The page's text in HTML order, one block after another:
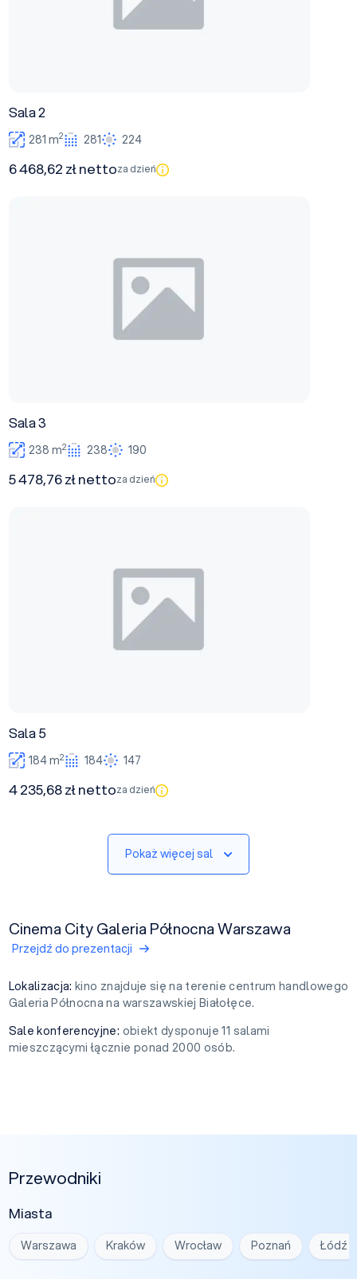
Sala 2
281 m2 281 224
6 468,62 zł nettoza dzień
Sala 3
238 m2 238 190
5 478,76 zł nettoza dzień
Sala 5
184 m2 184 147
4 235,68 zł nettoza dzień
Pokaż więcej sal
Cinema City Galeria Północna Warszawa
Przejdź do prezentacji
Lokalizacja: kino znajduje się na terenie centrum handlowego
Galeria Północna na warszawskiej Białołęce.
Sale konferencyjne: obiekt dysponuje 11 salami
mieszczącymi łącznie ponad 2000 osób.
Przewodniki
Miasta
Warszawa Kraków Wrocław Poznań Łódź